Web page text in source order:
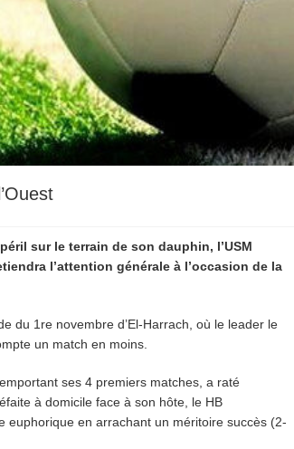
sur le terrain de son dauphin, l’USM
l’attention générale à l’occasion de la
du 1re novembre d’El-Harrach, où le leader le
un match en moins.
ses 4 premiers matches, a raté
à domicile face à son hôte, le HB
euphorique en arrachant un méritoire succès (2-